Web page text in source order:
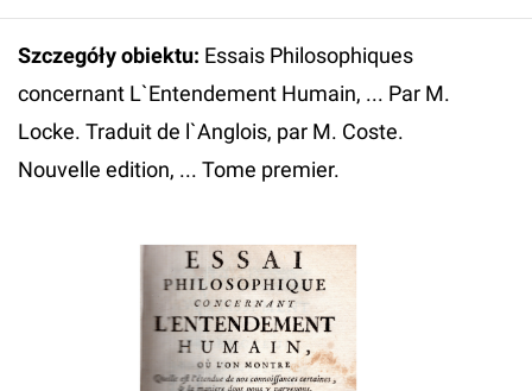
Szczegóły obiektu: Essais Philosophiques
concernant L`Entendement Humain, ... Par M.
Locke. Traduit de l`Anglois, par M. Coste.
Nouvelle edition, ... Tome premier.